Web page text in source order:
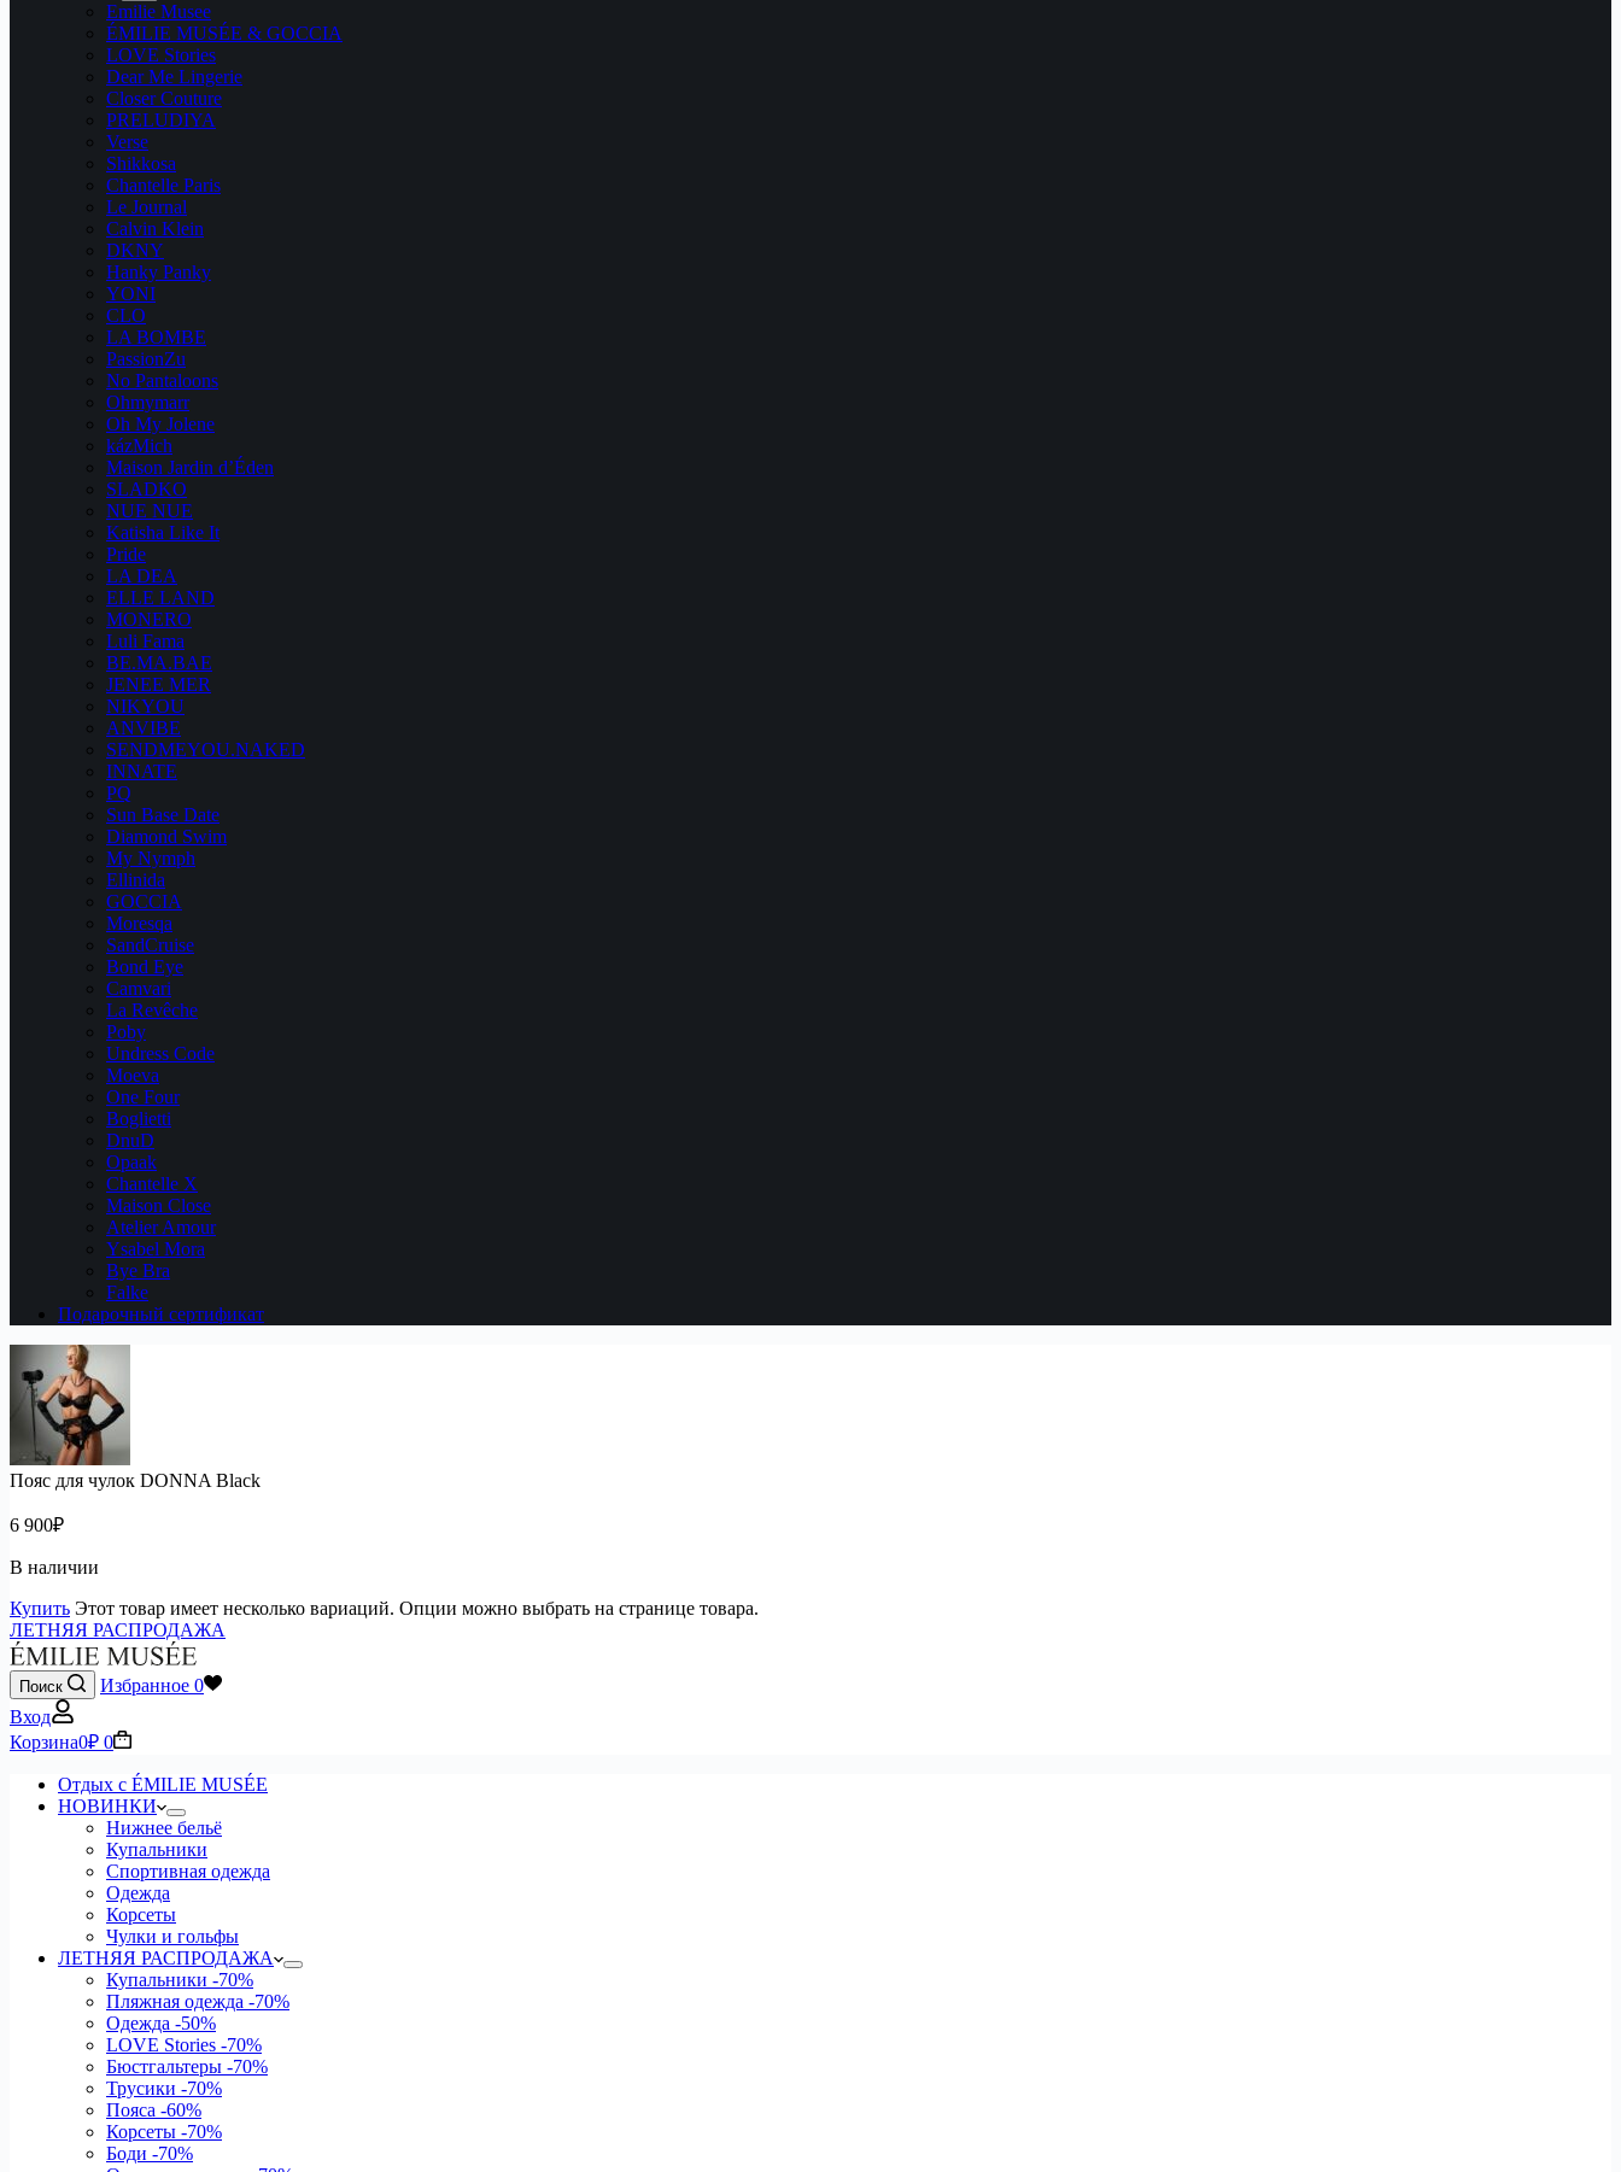
Emilie Musee
ÉMILIE MUSÉE & GOCCIA
LOVE Stories
Dear Me Lingerie
Closer Couture
PRELUDIYA
Verse
Shikkosa
Chantelle Paris
Le Journal
Calvin Klein
DKNY
Hanky Panky
YONI
CLO
LA BOMBE
PassionZu
No Pantaloons
Ohmymarr
Oh My Jolene
kázMich
Maison Jardin d’Éden
SLADKO
NUE NUE
Katisha Like It
Pride
LA DEA
ELLE LAND
MONERO
Luli Fama
BE.MA.BAE
JENEE MER
NIKYOU
ANVIBE
SENDMEYOU.NAKED
INNATE
PQ
Sun Base Date
Diamond Swim
My Nymph
Ellinida
GOCCIA
Moresqa
SandCruise
Bond Eye
Camvari
La Revêche
Poby
Undress Code
Moeva
One Four
Boglietti
DnuD
Opaak
Chantelle X
Maison Close
Atelier Amour
Ysabel Mora
Bye Bra
Falke
Подарочный сертификат
Пояс для чулок DONNA Black
6 900₽
В наличии
Купить Этот товар имеет несколько вариаций. Опции можно выбрать на странице товара.
ЛЕТНЯЯ РАСПРОДАЖА
Поиск Избранное 0
Вход
Корзина0₽ 0
Отдых с ÉMILIE MUSÉE
НОВИНКИ
Нижнее бельё
Купальники
Спортивная одежда
Одежда
Корсеты
Чулки и гольфы
ЛЕТНЯЯ РАСПРОДАЖА
Купальники -70%
Пляжная одежда -70%
Одежда -50%
LOVE Stories -70%
Бюстгальтеры -70%
Трусики -70%
Пояса -60%
Корсеты -70%
Боди -70%